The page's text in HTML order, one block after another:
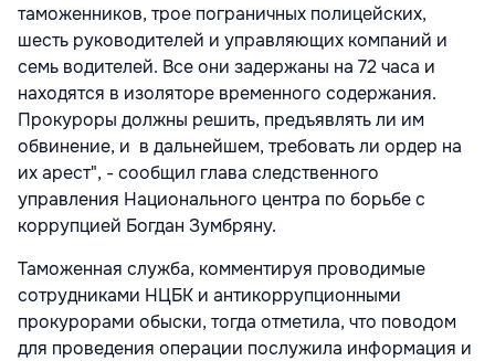
таможенников, трое пограничных полицейских,
шесть руководителей и управляющих компаний и
семь водителей. Все они задержаны на 72 часа и
находятся в изоляторе временного содержания.
Прокуроры должны решить, предъявлять ли им
обвинение, и в дальнейшем, требовать ли ордер на
их арест", - сообщил глава следственного
управления Национального центра по борьбе с
коррупцией Богдан Зумбряну.
Таможенная служба, комментируя проводимые
сотрудниками НЦБК и антикоррупционными
прокурорами обыски, тогда отметила, что поводом
для проведения операции послужила информация и